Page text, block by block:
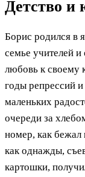
Детство и
Борис родился в
семье учителей и
любовь к своему
годы репрессий
маленьких
очереди за
номер, как
как однажды,
картошки,